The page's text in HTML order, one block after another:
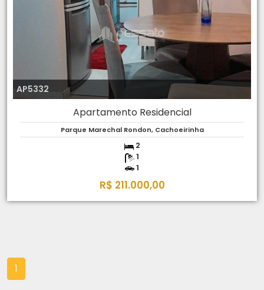
AP5332
Apartamento Residencial
Parque Marechal Rondon, Cachoeirinha
2
1
1
R$ 211.000,00
1